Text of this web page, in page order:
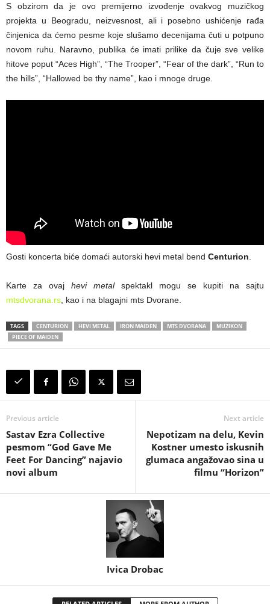
S obzirom da je ovo premijerno izvođenje ovakvog muzičkog
projekta u Beogradu, neizvesnost, ali i posebno ushićenje rađa
činjenica da ćemo pesme koje slušamo decenijama čuti u potpuno
novom ruhu. Naravno, publika će imati prilike da čuje sve velike
hitove poput “Aces High”, “The Trooper”, “Fear of the dark”, “Run to
the hills”, “Hallowed be thy name”, kao i mnoge druge.
Gosti koncerta biće domaći autorski hevi metal bend Centurion
Karte za ovaj hevi metalspektakl mogu se kupiti na sajtu
mtsdvorana.rs , kao i na blagajni mts Dvorane.
TAGS CENTURION HEVI METAL IRON MAIDEN MTS DVORANA
MUZIKON
PIECE OF MAIDEN
Previous article
Sastav Ezra Collective
pesmom “God Gave Me
Feet For Dancing” najavio
novi album
Next article
Nepotizam na delu, Kevin
Kostner umesto iskusnih
glumaca angažovao sina u
filmu “Horizon”
Ivica Drobac